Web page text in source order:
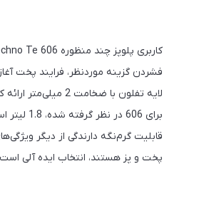
فشردن گزینه موردنظر، فرایند پخت
لایه تفلون با
قابلیت گرم‌نگه‌ دارندگی از دیگر
پخت و پز هستند، انتخاب ایده آلی